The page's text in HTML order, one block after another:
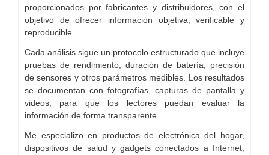
proporcionados por fabricantes y distribuidores, con el
objetivo de ofrecer información objetiva, verificable y
reproducible.
Cada análisis sigue un protocolo estructurado que incluye
pruebas de rendimiento, duración de batería, precisión
de sensores y otros parámetros medibles. Los resultados
se documentan con fotografías, capturas de pantalla y
videos, para que los lectores puedan evaluar la
información de forma transparente.
Me especializo en productos de electrónica del hogar,
dispositivos de salud y gadgets conectados a Internet,